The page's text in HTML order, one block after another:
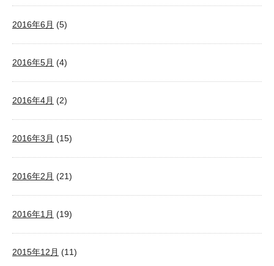
2016年6月 (5)
2016年5月 (4)
2016年4月 (2)
2016年3月 (15)
2016年2月 (21)
2016年1月 (19)
2015年12月 (11)